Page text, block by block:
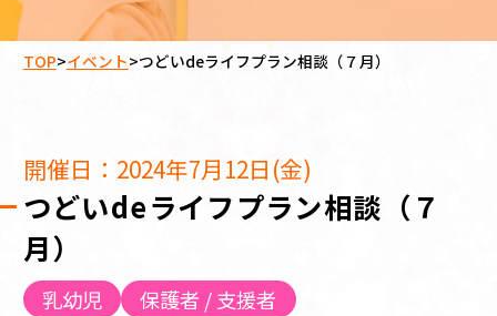
TOP>イベント>つどいdeライフプラン相談（７月）
開催日：2024年7月12日(金)
つどいdeライフプラン相談（７
月）
乳幼児
保護者 / 支援者